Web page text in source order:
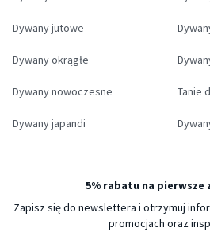
Dywany jutowe
Dywany okrągłe
Dywany nowoczesne Tanie
Dywany japandi
5% rabatu na pierwsze
Zapisz się do newslettera i otrzymuj
promocjach oraz